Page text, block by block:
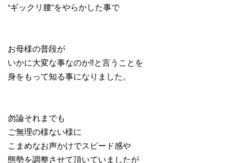
“ギックリ腰”をやらかした事で
お母様の普段が
いかに大変な事なのか‼と言うことを
身をもって知る事になりました。
勿論それまでも
ご無理の様ない様に
こまめなお声かけでスピード感や
態勢を調整させて頂いていましたが